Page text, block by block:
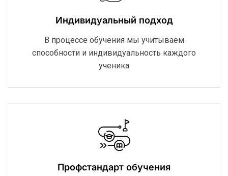
Индивидуальный подход
В процессе обучения мы учитываем
способности и индивидуальность каждого
ученика
Профстандарт обучения